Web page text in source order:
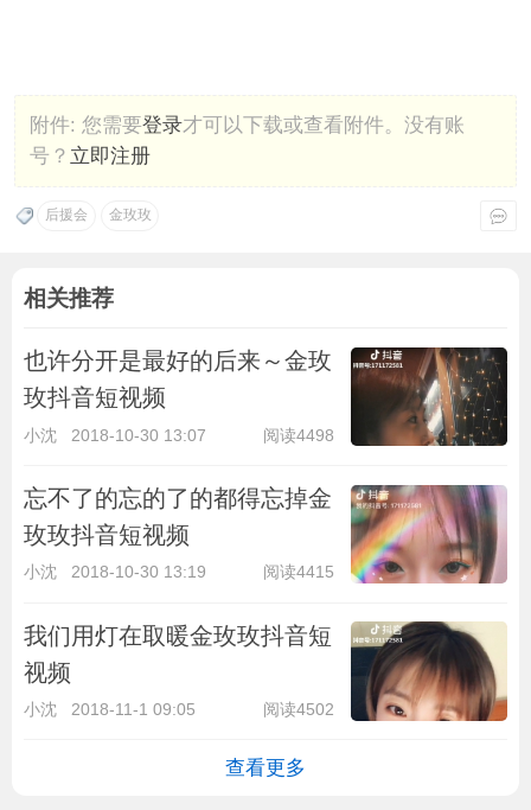
附件: 您需要登录才可以下载或查看附件。没有账
号？ 立即注册
后援会 金玫玫
相关推荐
也许分开是最好的后来～金玫
玫抖音短视频
小沈 2018-10-30 13:07 阅读4498
忘不了的忘的了的都得忘掉金
玫玫抖音短视频
小沈 2018-10-30 13:19 阅读4415
我们用灯在取暖金玫玫抖音短
视频
小沈 2018-11-1 09:05 阅读4502
查看更多